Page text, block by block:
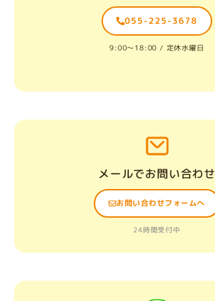
055-225-3678
9:00〜18:00 / 定休水曜日
メールでお問い合わせ
お問い合わせフォームへ
24時間受付中